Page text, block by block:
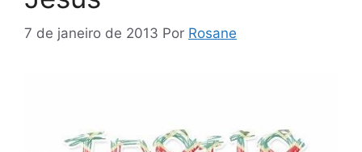
7 de janeiro de 2013 Por Rosane